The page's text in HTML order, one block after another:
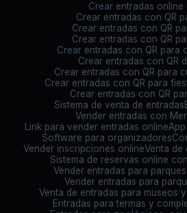
Crear entradas online
Crear entradas con QR
Crear entradas con QR
Crear entradas con QR
Crear entradas con QR para
Crear entradas con QR
Crear entradas con QR para
Crear entradas con QR para
Crear entradas con QR
Sistema de venta de entradas
Vender entradas con
Link para vender entradas online
Software para organizadores
Vender inscripciones onlineVenta de
Sistema de reservas online
Vender entradas para
Vender entradas para
Venta de entradas para museos
Entradas para termas y